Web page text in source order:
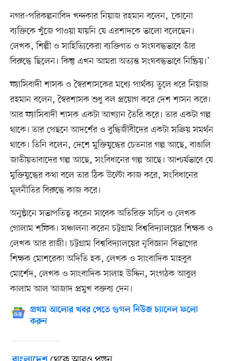
নগর–পরিকল্পনাবিদ খন্দকার নিয়াজ রহমান বলেন, ‘কোনো
ব্যক্তিকে খুঁজে পাওয়া যায়নি যে এরশাদকে ভালো বলেছেন।
লেখক, শিল্পী ও সাহিত্যিকেরা ব্যক্তিগত ও সংঘবদ্ধভাবে তাঁর
বিরুদ্ধে ছিলেন। কিন্তু এখন আমরা অত্যন্ত সংঘবদ্ধভাবে নিষ্ক্রিয়।’
ফ্যাসিবাদী শাসক ও স্বৈরশাসকের মধ্যে পার্থক্য তুলে ধরে নিয়াজ
রহমান বলেন, স্বৈরশাসক শুধু বল প্রয়োগ করে দেশ শাসন করে।
আর ফ্যাসিবাদী শাসক একটা আখ্যান তৈরি করে। তার একটা গল্প
থাকে। তার পেছনে আদর্শের ও বুদ্ধিজীবীদের একটা সক্রিয় সমর্থন
থাকে। তিনি বলেন, দেশে মুক্তিযুদ্ধের চেতনার গল্প আছে, বাঙালি
জাতীয়তাবাদের গল্প আছে, সংবিধানের গল্প আছে। আশ্চর্যভাবে যে
মুক্তিযুদ্ধের কথা বলে তার ঠিক উল্টো কাজ করে, সংবিধানের
মূলনীতির বিরুদ্ধে কাজ করে।
অনুষ্ঠানে সভাপতিত্ব করেন সাবেক অতিরিক্ত সচিব ও লেখক
গোলাম শফিক। সঞ্চালনা করেন চট্টগ্রাম বিশ্ববিদ্যালয়ের শিক্ষক ও
লেখক আর রাজী। চট্টগ্রাম বিশ্ববিদ্যালয়ের নৃবিজ্ঞান বিভাগের
শিক্ষক মোশরেকা অদিতি হক, লেখক ও সাংবাদিক মাহবুব
মোর্শেদ, লেখক ও সাংবাদিক সালাহ উদ্দিন, সংগঠক আবুল
কালাম আল আজাদ প্রমুখ বক্তব্য দেন।
প্রথম আলোর খবর পেতে গুগল নিউজ চ্যানেল ফলো
করুন